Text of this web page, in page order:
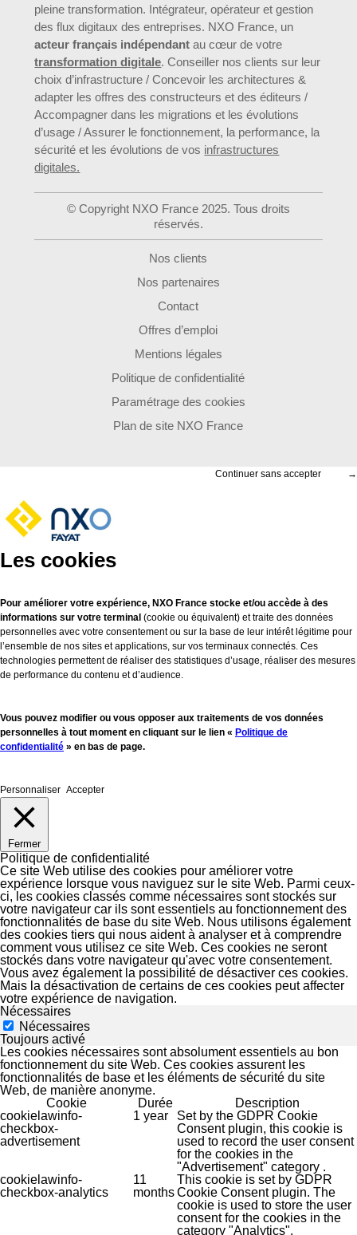
pleine transformation. Intégrateur, opérateur et gestion
des flux digitaux des entreprises. NXO France, un
acteur français indépendant au cœur de votre
transformation digitale. Conseiller nos clients sur leur
choix d’infrastructure / Concevoir les architectures &
adapter les offres des constructeurs et des éditeurs /
Accompagner dans les migrations et les évolutions
d’usage / Assurer le fonctionnement, la performance, la
sécurité et les évolutions de vos infrastructures
digitales.
© Copyright NXO France 2025. Tous droits
réservés.
Nos clients
Nos partenaires
Contact
Offres d’emploi
Mentions légales
Politique de confidentialité
Paramétrage des cookies
Plan de site NXO France
Continuer sans accepter →
Les cookies
Pour améliorer votre expérience, NXO France stocke et/ou accède à des
informations sur votre terminal (cookie ou équivalent) et traite des données
personnelles avec votre consentement ou sur la base de leur intérêt légitime pour
l’ensemble de nos sites et applications, sur vos terminaux connectés. Ces
technologies permettent de réaliser des statistiques d’usage, réaliser des mesures
de performance du contenu et d’audience.
Vous pouvez modifier ou vous opposer aux traitements de vos données
personnelles à tout moment en cliquant sur le lien « Politique de
confidentialité » en bas de page.
Personnaliser Accepter
Fermer
Politique de confidentialité
Ce site Web utilise des cookies pour améliorer votre
expérience lorsque vous naviguez sur le site Web. Parmi ceux-
ci, les cookies classés comme nécessaires sont stockés sur
votre navigateur car ils sont essentiels au fonctionnement des
fonctionnalités de base du site Web. Nous utilisons également
des cookies tiers qui nous aident à analyser et à comprendre
comment vous utilisez ce site Web. Ces cookies ne seront
stockés dans votre navigateur qu'avec votre consentement.
Vous avez également la possibilité de désactiver ces cookies.
Mais la désactivation de certains de ces cookies peut affecter
votre expérience de navigation.
Nécessaires
Nécessaires
Toujours activé
Les cookies nécessaires sont absolument essentiels au bon
fonctionnement du site Web. Ces cookies assurent les
fonctionnalités de base et les éléments de sécurité du site
Web, de manière anonyme.
Cookie
Durée
Description
cookielawinfo-
checkbox-
advertisement
1 year
Set by the GDPR Cookie
Consent plugin, this cookie is
used to record the user consent
for the cookies in the
"Advertisement" category .
cookielawinfo-
checkbox-analytics
11
months
This cookie is set by GDPR
Cookie Consent plugin. The
cookie is used to store the user
consent for the cookies in the
category "Analytics".